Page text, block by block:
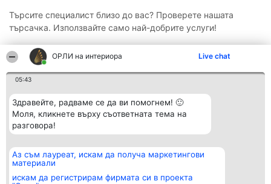
ОРЛИ на интериора Live chat
05:43
Здравейте, радваме се да ви помогнем! 🙂
Моля, кликнете върху съответната тема на
разговора!
Аз съм лауреат, искам да получа маркетингови
материали
искам да регистрирам фирмата си в проекта
Търсите специалист близо до вас? Проверете нашата
търсачка. Използвайте само най-добрите услуги!
Организатор на
класиране
BulevardulAleea Timișul De
Класация
всички
Контакти